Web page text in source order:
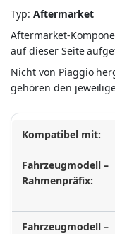
Typ: Aftermarket
Aftermarket-
auf dieser Seite
Nicht von Piaggio
gehören den
Kompatibel mit:
Fahrzeugmodell –
Rahmenpräfix:
Fahrzeugmodell –